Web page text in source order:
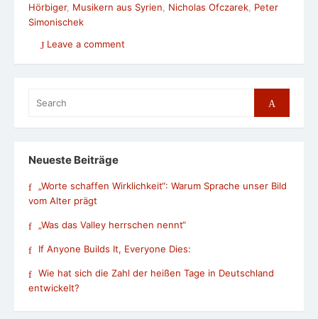
Hörbiger, Musikern aus Syrien Nicholas Ofczarek Peter
Simonischek
Leave a comment
for:
Search
Neueste Beiträge
„Worte schaffen Wirklichkeit“: Warum Sprache unser Bild
vom Alter prägt
„Was das Valley herrschen nennt“
If Anyone Builds It, Everyone Dies:
Wie hat sich die Zahl der heißen Tage in Deutschland
entwickelt?